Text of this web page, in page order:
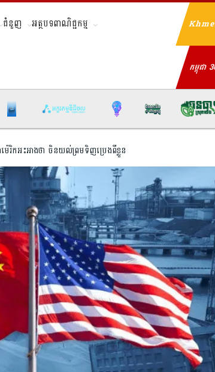
ជំនួញ អត្ថបទពាណិជ្ជកម្ម
កម្ពុជា
ាម៉េរិកអះអាងថា ចិនយល់ព្រមទិញប្រេងពីខ្លួន